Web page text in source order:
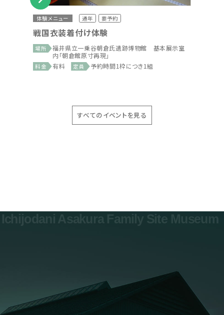
体験メニュー 通年 要予約
戦国衣装着付け体験
場所
福井県立一乗谷朝倉氏遺跡博物館 基本展示室
内「朝倉館原寸再現」
料金 有料 定員 予約時間1枠につき1組
すべてのイベントを見る
Ichijodani Asakura Family Site Museum